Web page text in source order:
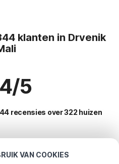
VAN COOKIES
klanten in Drvenik
5
recensies over 322 huizen
voor